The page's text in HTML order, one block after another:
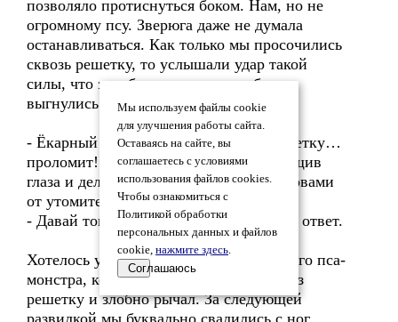
позволяло протиснуться боком. Нам, но не
огромному псу. Зверюга даже не думала
останавливаться. Как только мы просочились
сквозь решетку, то услышали удар такой
силы, что завибрировала вся труба и
выгнулись прутья.
- Ёкарный бабай!... эта тварь так.. решетку…
проломит!!! - пропыхтел Леха, вытаращив
глаза и делая длинные паузы между словами
от утомительного бега.
- Давай топать отсюда, - пропыхтел я в ответ.
Хотелось уйти подальше от разъяренного пса-
монстра, который с остервенением грыз
решетку и злобно рычал. За следующей
развилкой мы буквально свалились с ног.
Мы используем файлы cookie
для улучшения работы сайта.
Оставаясь на сайте, вы
соглашаетесь с условиями
использования файлов cookies.
Чтобы ознакомиться с
Политикой обработки
персональных данных и файлов
cookie, нажмите здесь.
Соглашаюсь